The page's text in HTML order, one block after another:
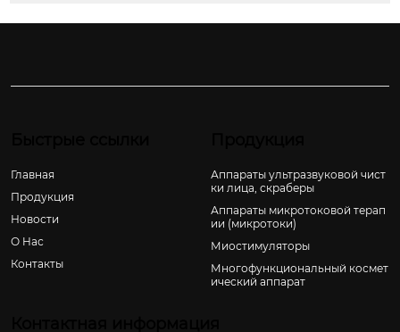
Главная
Продукция
Новости
О Hас
Контакты
Аппараты ультразвуковой чист
ки лица, скраберы
Аппараты микротоковой терап
ии (микротоки)
Миостимуляторы
Многофункциональный космет
ический аппарат